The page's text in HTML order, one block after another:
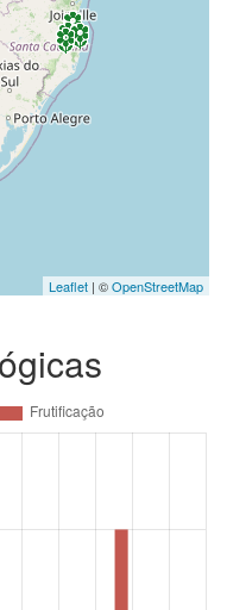
Leaflet | ©OpenStreetMap